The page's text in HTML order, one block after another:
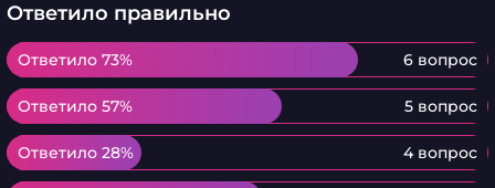
Ответило правильно
Ответило 73% 6 вопрос
Ответило 73%
Ответило 57% 5 вопрос
Ответило 57%
Ответило 28% 4 вопрос
Ответило 28%